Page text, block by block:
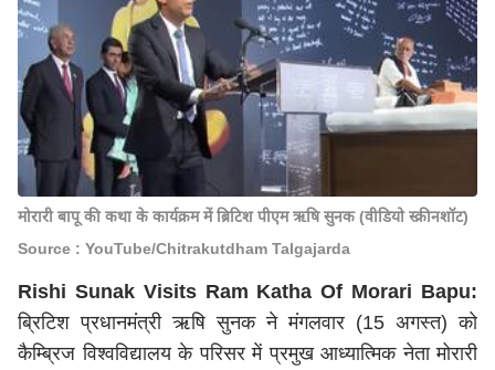
मोरारी बापू की कथा के कार्यक्रम में ब्रिटिश पीएम ऋषि सुनक (वीडियो स्क्रीनशॉट)
Source : YouTube/Chitrakutdham Talgajarda
Rishi Sunak Visits Ram Katha Of Morari Bapu:
ब्रिटिश प्रधानमंत्री ऋषि सुनक ने मंगलवार (15 अगस्त) को
कैम्ब्रिज विश्वविद्यालय के परिसर में प्रमुख आध्यात्मिक नेता मोरारी